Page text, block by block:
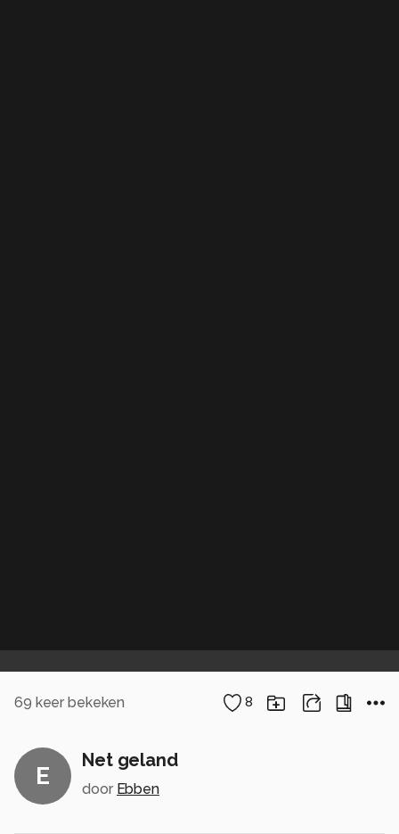
69 keer bekeken 8
E
Net geland
door Ebben